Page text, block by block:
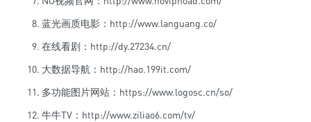
蓝光画质电影：http://www.languang.co/
在线看剧：http://dy.27234.cn/
大数据导航：http://hao.199it.com/
多功能图片网站 ：https://www.logosc.cn/so/
牛牛TV：http://www.ziliao6.com/tv/